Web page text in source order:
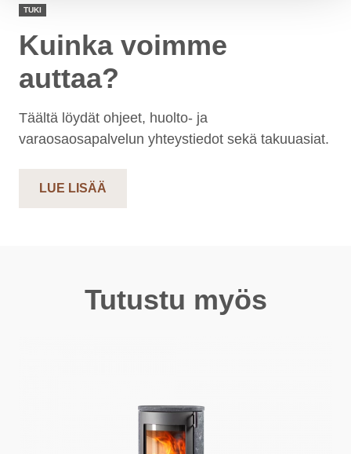
TUKI
Kuinka voimme
auttaa?
Täältä löydät ohjeet, huolto- ja
varaosaosapalvelun yhteystiedot sekä takuuasiat.
LUE LISÄÄ
Tutustu myös